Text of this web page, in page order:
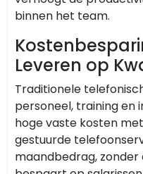
binnen het team.
Leveren op
Traditionele
personeel, training en
hoge vaste kosten
gestuurde
maandbedrag,